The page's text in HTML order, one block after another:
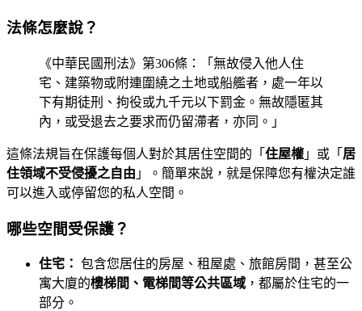
法條怎麼說？
《中華民國刑法》第306條：「無故侵入他人住
宅、建築物或附連圍繞之土地或船艦者，處一年以
下有期徒刑、拘役或九千元以下罰金。無故隱匿其
內，或受退去之要求而仍留滯者，亦同。」
這條法規旨在保護每個人對於其居住空間的「 住屋權 」或「 居
住領域不受侵擾之自由 」。簡單來說，就是保障您有權決定誰
可以進入或停留您的私人空間。
哪些空間受保護？
住宅： 包含您居住的房屋、租屋處、旅館房間，甚至公
寓大廈的樓梯間、電梯間等公共區域 ，都屬於住宅的一
部分。